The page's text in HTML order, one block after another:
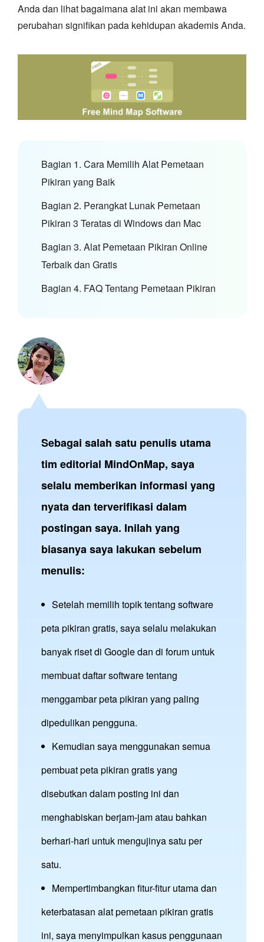
Anda dan lihat bagaimana alat ini akan membawa
perubahan signifikan pada kehidupan akademis Anda.
Bagian 1. Cara Memilih Alat Pemetaan
Pikiran yang Baik
Bagian 2. Perangkat Lunak Pemetaan
Pikiran 3 Teratas di Windows dan Mac
Bagian 3. Alat Pemetaan Pikiran Online
Terbaik dan Gratis
Bagian 4. FAQ Tentang Pemetaan Pikiran
Sebagai salah satu penulis utama
tim editorial MindOnMap, saya
selalu memberikan informasi yang
nyata dan terverifikasi dalam
postingan saya. Inilah yang
biasanya saya lakukan sebelum
menulis:
Setelah memilih topik tentang software
peta pikiran gratis, saya selalu melakukan
banyak riset di Google dan di forum untuk
membuat daftar software tentang
menggambar peta pikiran yang paling
dipedulikan pengguna.
Kemudian saya menggunakan semua
pembuat peta pikiran gratis yang
disebutkan dalam posting ini dan
menghabiskan berjam-jam atau bahkan
berhari-hari untuk mengujinya satu per
satu.
Mempertimbangkan fitur-fitur utama dan
keterbatasan alat pemetaan pikiran gratis
ini, saya menyimpulkan kasus penggunaan